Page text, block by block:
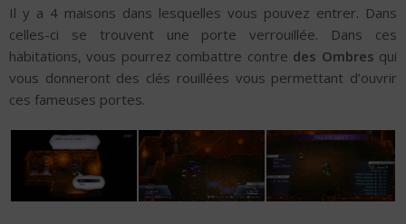
Il y a 4 maisons dans lesquelles vous pouvez entrer. Dans
celles-ci se trouvent une porte verrouillée. Dans ces
habitations, vous pourrez combattre contre des Ombres qui
vous donneront des clés rouillées vous permettant d’ouvrir
ces fameuses portes.